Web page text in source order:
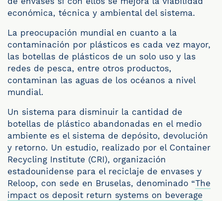
económica, técnica y ambiental del sistema.
La preocupación mundial en cuanto a la
contaminación por plásticos es cada vez mayor,
las botellas de plásticos de un solo uso y las
redes de pesca, entre otros productos,
contaminan las aguas de los océanos a nivel
mundial.
Un sistema para disminuir la cantidad de
botellas de plástico abandonadas en el medio
ambiente es el sistema de depósito, devolución
y retorno. Un estudio, realizado por el Container
Recycling Institute (CRI), organización
estadounidense para el reciclaje de envases y
Reloop, con sede en Bruselas, denominado “The
impact os deposit return systems on beverage